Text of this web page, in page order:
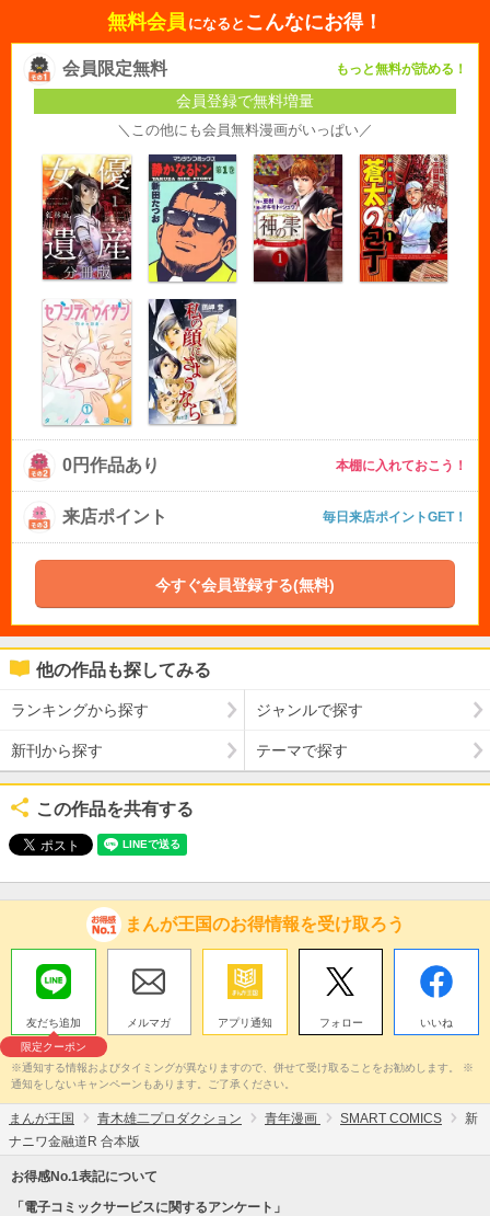
無料会員 になると こんなにお得！
会員限定無料 もっと無料が読める！
会員登録で無料増量
＼この他にも会員無料漫画がいっぱい／
0円作品あり 本棚に入れておこう！
来店ポイント 毎日来店ポイントGET！
今すぐ会員登録する(無料)
他の作品も探してみる
ランキングから探す ジャンルで探す
新刊から探す テーマで探す
この作品を共有する
まんが王国のお得情報を受け取ろう
友だち追加
限定クーポン
メルマガ アプリ通知 フォロー いいね
※通知する情報およびタイミングが異なりますので、併せて受け取ることをお勧めします。 ※
通知をしないキャンペーンもあります。ご了承ください。
まんが王国 青木雄二プロダクション 青年漫画 SMART COMICS
新
ナニワ金融道R 合本版
お得感No.1表記について
「電子コミックサービスに関するアンケート」